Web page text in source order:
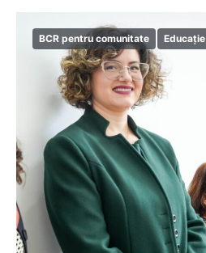
BCR pentru comunitate Educație